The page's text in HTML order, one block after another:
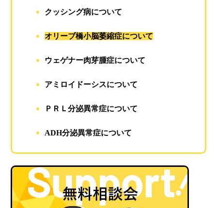
クッシング病について
オリーブ橋小脳萎縮症について
ウェゲナー肉芽腫症について
アミロイドーシスについて
ＰＲＬ分泌異常症について
ADH分泌異常症について